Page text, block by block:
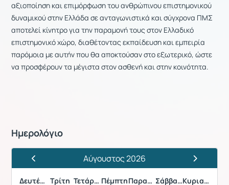
αξιοποίηση και επιμόρφωση του ανθρώπινου επιστημονικού
δυναμικού στην Ελλάδα σε ανταγωνιστικά και σύγχρονα ΠΜΣ
αποτελεί κίνητρο για την παραμονή τους στον Ελλαδικό
επιστημονικό χώρο, διαθέτοντας εκπαίδευση και εμπειρία
παρόμοια με αυτήν που θα αποκτούσαν στο εξωτερικό, ώστε
να προσφέρουν τα μέγιστα στον ασθενή και στην κοινότητα.
Ημερολόγιο
Προηγούμενος ΜήναςΑύγουστος 2026
Επόμενος
Δευτέρα Τρίτη Τετάρτη Πέμπτη Παρασκευή Σάββατο Κυριακή